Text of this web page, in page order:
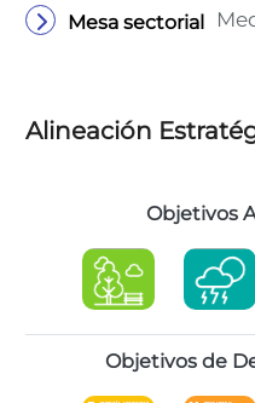
Mesa sectorial
Alineación
Objetivos
Objetivos de